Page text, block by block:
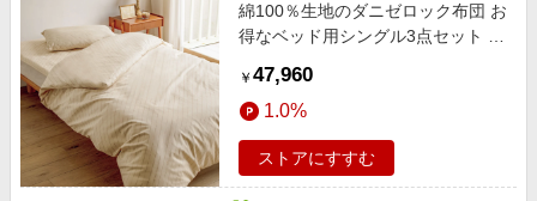
綿100％生地のダニゼロック布団 お
得なベッド用シングル3点セット ベ
￥ 47,960
1.0%
ストアにすすむ